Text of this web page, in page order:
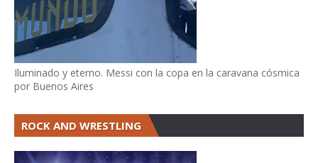
Iluminado y eterno. Messi con la copa en la caravana cósmica
por Buenos Aires
ROCK AND WRESTLING